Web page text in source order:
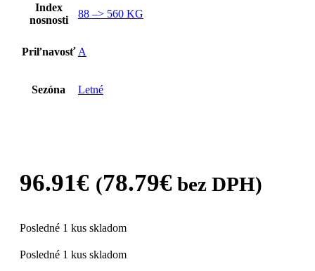
Index
nosnosti
88 –> 560 KG
Priľnavosť A
Sezóna Letné
96.91€ (78.79€ bez DPH)
Posledné 1 kus skladom
Posledné 1 kus skladom